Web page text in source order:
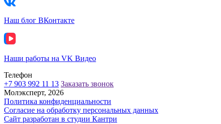
Наш блог ВКонтакте
Наши работы на VK Видео
Телефон
+7 903 992 11 13 Заказать звонок
Молэксперт, 2026
Политика конфиденциальности
Согласие на обработку персональных данных
Сайт разработан в cтудии Кантри